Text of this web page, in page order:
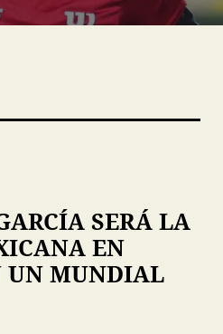
SERÁ LA
EN
UN MUNDIAL